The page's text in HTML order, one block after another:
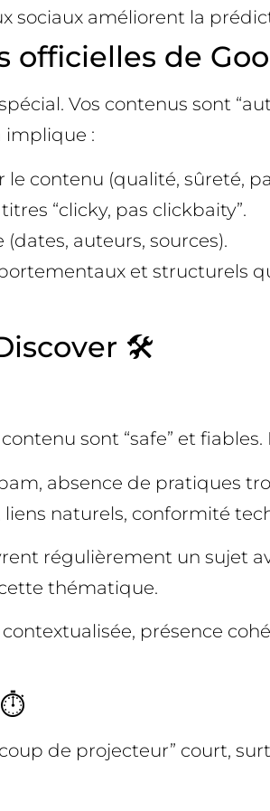
sociaux améliorent la
de
Vos contenus sont
implique :
contenu (qualité, sûreté,
“clicky, pas clickbaity”.
auteurs, sources).
et structurels
🛠️
sont “safe” et fiables.
absence de pratiques
naturels, conformité
régulièrement un sujet
thématique.
présence
⏱️
de projecteur” court,